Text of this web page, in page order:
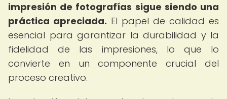
impresión de fotografías sigue siendo una
práctica apreciada. El papel de calidad es
esencial para garantizar la durabilidad y la
fidelidad de las impresiones, lo que lo
convierte en un componente crucial del
proceso creativo.